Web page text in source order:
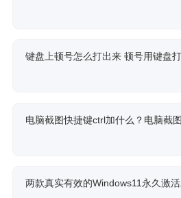
键盘上顿号怎么打出来 顿号用键盘
电脑截图快捷键ctrl加什么？电脑截
两款真实有效的Windows11永久激